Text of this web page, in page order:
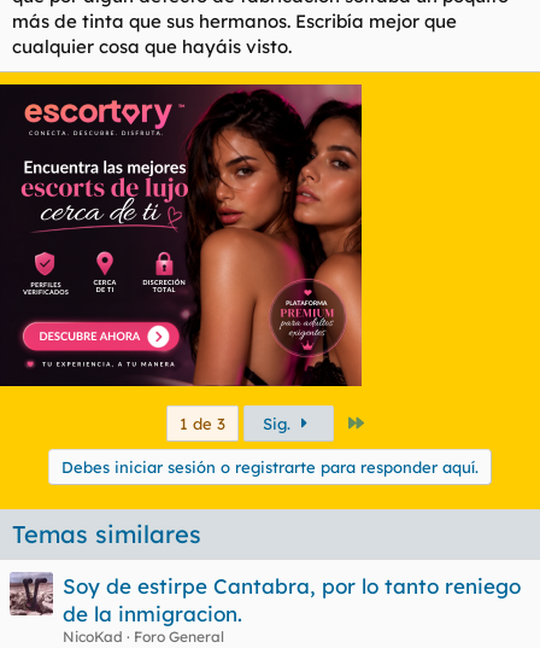
más de tinta que sus hermanos. Escribía mejor que
cualquier cosa que hayáis visto.
1 de 3 Sig.
Debes iniciar sesión o registrarte para responder aquí.
Temas similares
Soy de estirpe Cantabra, por lo tanto reniego
de la inmigracion.
NicoKad
Foro General